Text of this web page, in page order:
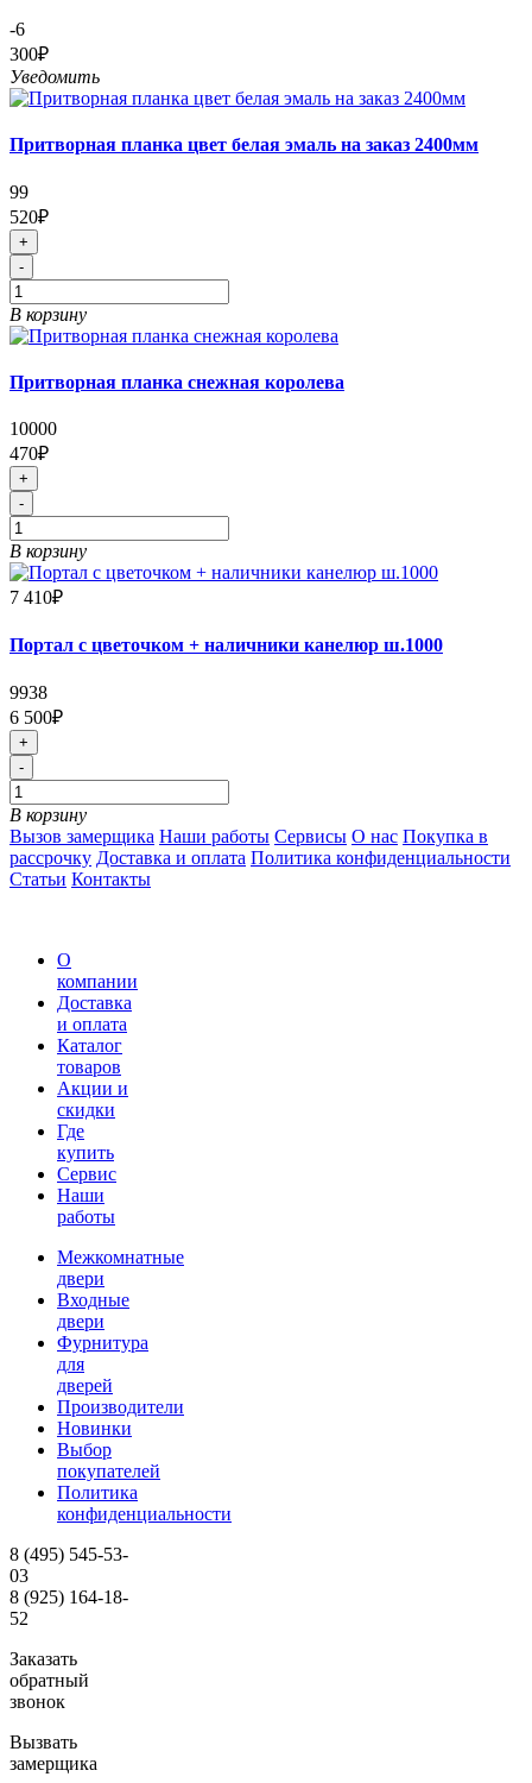
-6
300₽
Уведомить
Притворная планка цвет белая эмаль на заказ 2400мм
99
520₽
+
-
В корзину
Притворная планка снежная королева
10000
470₽
+
-
В корзину
7 410₽
Портал с цветочком + наличники канелюр ш.1000
9938
6 500₽
+
-
В корзину
Вызов замерщика Наши работы Сервисы О нас Покупка в
рассрочку Доставка и оплата Политика конфиденциальности
Статьи Контакты
О
компании
Доставка
и оплата
Каталог
товаров
Акции и
скидки
Где
купить
Сервис
Наши
работы
Межкомнатные
двери
Входные
двери
Фурнитура
для
дверей
Производители
Новинки
Выбор
покупателей
Политика
конфиденциальности
8 (495) 545-53-
03
8 (925) 164-18-
52
Заказать
обратный
звонок
Вызвать
замерщика